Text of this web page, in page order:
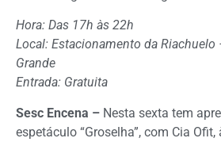
Hora: Das 17h às 22h
Local: Estacionamento da Riachuelo
Grande
Entrada: Gratuita
Sesc Encena – Nesta sexta tem
espetáculo “Groselha”, com Cia